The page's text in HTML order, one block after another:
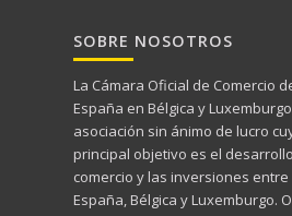
SOBRE NOSOTROS
La Cámara Oficial de Comercio
España en Bélgica y
asociación sin ánimo de lucro
principal objetivo es el
comercio y las inversiones entre
España, Bélgica y Luxemburgo.